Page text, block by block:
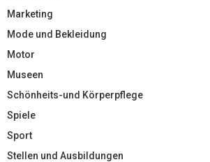
Marketing
Mode und Bekleidung
Motor
Museen
Schönheits-und Körperpflege
Spiele
Sport
Stellen und Ausbildungen